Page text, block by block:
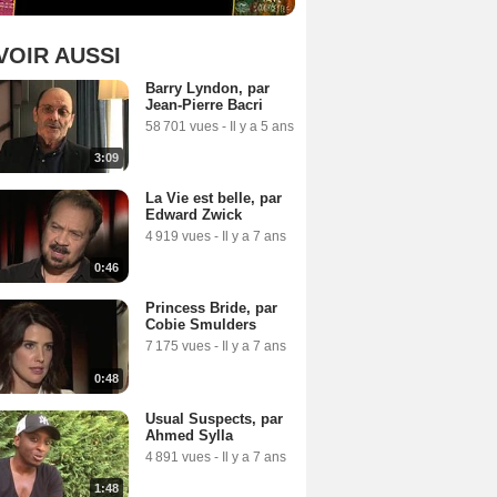
AUSSI
3:09
Barry Lyndon, par
Jean-Pierre Bacri
58 701 vues - Il y a 5 ans
0:46
La Vie est belle, par
Edward Zwick
4 919 vues - Il y a 7 ans
0:48
Princess Bride, par
Cobie Smulders
7 175 vues - Il y a 7 ans
1:48
Usual Suspects, par
Ahmed Sylla
4 891 vues - Il y a 7 ans